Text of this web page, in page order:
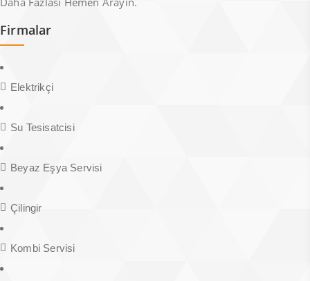
Firmalar
Elektrikçi
Su Tesisatcisi
Beyaz Eşya Servisi
Çilingir
Kombi Servisi